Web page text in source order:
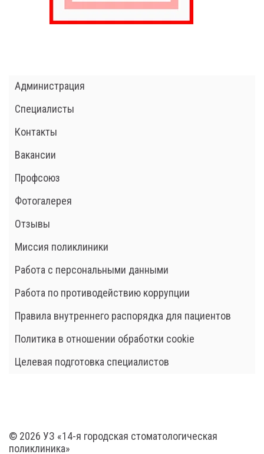
Администрация
Специалисты
Контакты
Вакансии
Профсоюз
Фотогалерея
Отзывы
Миссия поликлиники
Работа с персональными данными
Работа по противодействию коррупции
Правила внутреннего распорядка для пациентов
Политика в отношении обработки cookie
Целевая подготовка специалистов
© 2026 УЗ «14-я городская стоматологическая
поликлиника»